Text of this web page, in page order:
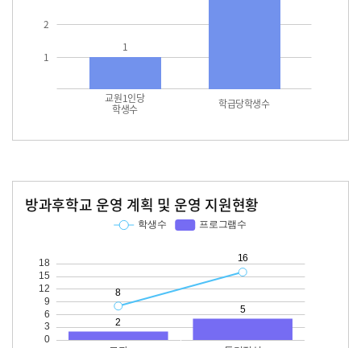
1
2
교원1인당
학생수 학급당학생수
1
방과후학교 운영 계획 및 운영 지원현황